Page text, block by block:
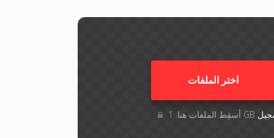
اختر الملفات